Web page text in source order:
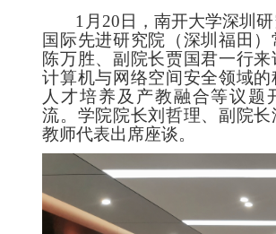
1 月20日，南开大学深圳
国际先进研究院（深圳福田
陈万胜、副院长贾国君一行
计算机与网络空间安全领域的
人才培养及产教融合等议题
流。学院院长刘哲理、副院
教师代表出席座谈。